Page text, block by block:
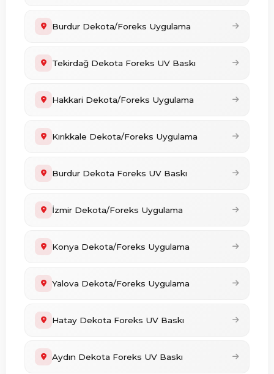
Burdur Dekota/Foreks Uygulama
Tekirdağ Dekota Foreks UV Baskı
Hakkari Dekota/Foreks Uygulama
Kırıkkale Dekota/Foreks Uygulama
Burdur Dekota Foreks UV Baskı
İzmir Dekota/Foreks Uygulama
Konya Dekota/Foreks Uygulama
Yalova Dekota/Foreks Uygulama
Hatay Dekota Foreks UV Baskı
Aydın Dekota Foreks UV Baskı